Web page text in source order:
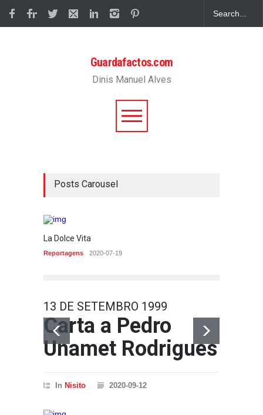
Guardafactos.com
Dinis Manuel Alves
Posts Carousel
La Dolce Vita
Reportagens 2020-07-19
13 DE SETEMBRO 1999
Carta a Pedro
Unamet Rodrigues
In Nisito 2020-09-12